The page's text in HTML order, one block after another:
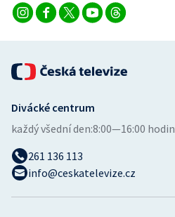
Vodní slalom
Volejbal
Ostatní
Divácké centrum
každý všední den:8:00—16:00 hodin
261 136 113
info@ceskatelevize.cz